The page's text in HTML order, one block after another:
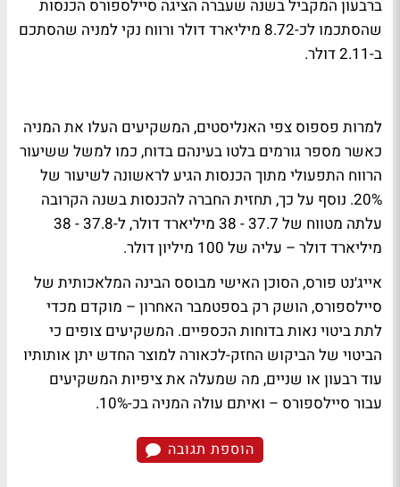
ברבעון המקביל בשנה שעברה הציגה סיילספורס הכנסות
שהסתכמו לכ-8.72 מיליארד דולר ורווח נקי למניה שהסתכם
ב-2.11 דולר.
למרות פספוס צפי האנליסטים, המשקיעים העלו את המניה
כאשר מספר גורמים בלטו בעינהם בדוח, כמו למשל ששיעור
הרווח התפעולי מתוך הכנסות הגיע לראשונה לשיעור של
20%. נוסף על כך, תחזית החברה להכנסות בשנה הקרובה
עלתה מטווח של 37.7 - 38 מיליארד דולר, ל-37.8 - 38
מיליארד דולר – עליה של 100 מיליון דולר.
אייג׳נט פורס, הסוכן האישי מבוסס הבינה המלאכותית של
סיילספורס, הושק רק בספטמבר האחרון – מוקדם מכדי
לתת ביטוי נאות בדוחות הכספיים. המשקיעים צופים כי
הביטוי של הביקוש החזק-לכאורה למוצר החדש יתן אותותיו
עוד רבעון או שניים, מה שמעלה את ציפיות המשקיעים
עבור סיילספורס – ואיתם עולה המניה בכ-10%.
הוספת תגובה